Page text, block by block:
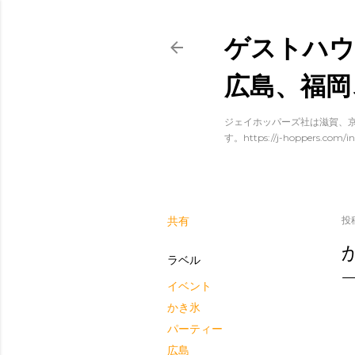
ゲストハ
広島、福
ジェイホッパーズ社は滋賀、
す。https://j-hoppers.com/
共有
ラベル
イベント
かき氷
パーティー
広島
投